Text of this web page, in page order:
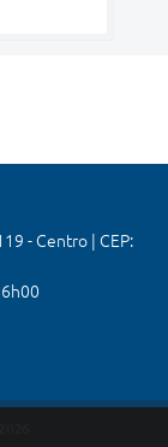
- Centro | CEP: